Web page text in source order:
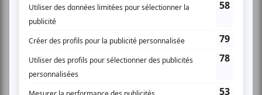
apparition sur les ondes radiophoniques à la fin mars. Un
vidéoclip de grande envergure vient d’ailleurs tout juste
d’être tourné et sera présenter à Musique Plus pour la
sortie du disque.